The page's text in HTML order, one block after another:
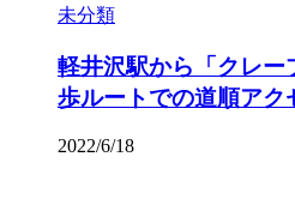
未分類
軽井沢駅から「クレ
歩ルートでの道順アク
2022/6/18